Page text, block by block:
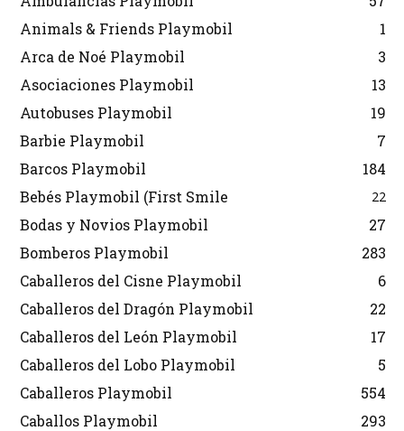
Animals & Friends Playmobil
1
Arca de Noé Playmobil
3
Asociaciones Playmobil
13
Autobuses Playmobil
19
Barbie Playmobil
7
Barcos Playmobil
184
Bebés Playmobil (First Smile
22
Bodas y Novios Playmobil
27
Bomberos Playmobil
283
Caballeros del Cisne Playmobil
6
Caballeros del Dragón Playmobil
22
Caballeros del León Playmobil
17
Caballeros del Lobo Playmobil
5
Caballeros Playmobil
554
Caballos Playmobil
293